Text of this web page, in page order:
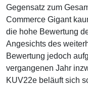
Gegensatz zum
Commerce Gigant
die hohe Bewertung
Angesichts des
Bewertung jedoch
vergangenen Jahr
KUV22e beläuft sich